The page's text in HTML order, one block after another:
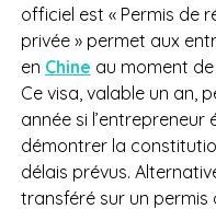
officiel est « Permis de
privée » permet aux
en Chine au moment
Ce visa, valable un an,
année si
démontrer la
délais prévus.
transféré sur un permis